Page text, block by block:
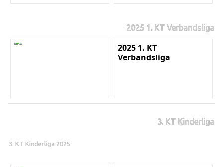
2025 1. KT Verbandsliga
2025 1. KT
Verbandsliga
3. KT Kinderliga
3. KT Kinderliga 2025